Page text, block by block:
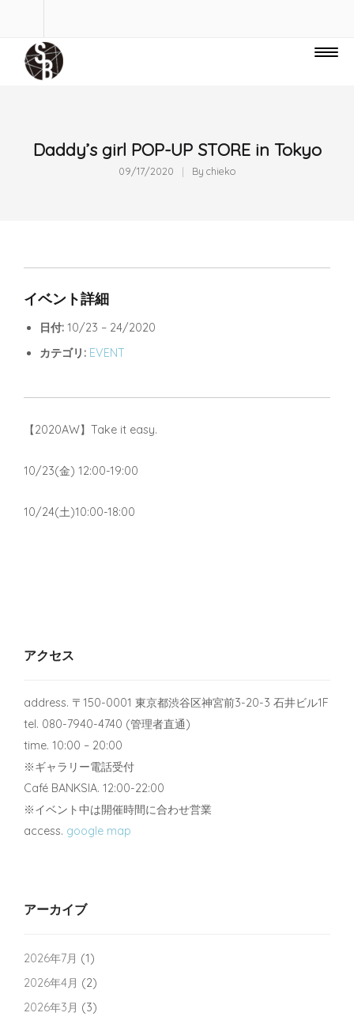
Daddy’s girl POP-UP STORE in Tokyo
09/17/2020 By chieko
イベント詳細
日付: 10/23 – 24/2020
カテゴリ: EVENT
【2020AW】Take it easy.
10/23(金) 12:00-19:00
10/24(土)10:00-18:00
アクセス
address. 〒150-0001 東京都渋谷区神宮前3-20-3 石井ビル1F
tel. 080-7940-4740 (管理者直通)
time. 10:00 – 20:00
※ギャラリー電話受付
Café BANKSIA. 12:00-22:00
※イベント中は開催時間に合わせ営業
access. google map
アーカイブ
2026年7月 (1)
2026年4月 (2)
2026年3月 (3)